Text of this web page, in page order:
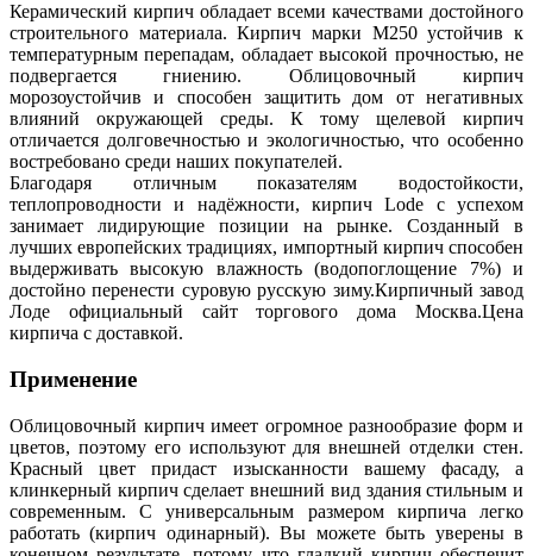
Керамический кирпич обладает всеми качествами достойного
строительного материала. Кирпич марки М250 устойчив к
температурным перепадам, обладает высокой прочностью, не
подвергается гниению. Облицовочный кирпич
морозоустойчив и способен защитить дом от негативных
влияний окружающей среды. К тому щелевой кирпич
отличается долговечностью и экологичностью, что особенно
востребовано среди наших покупателей.
Благодаря отличным показателям водостойкости,
теплопроводности и надёжности, кирпич Lode с успехом
занимает лидирующие позиции на рынке. Созданный в
лучших европейских традициях, импортный кирпич способен
выдерживать высокую влажность (водопоглощение 7%) и
достойно перенести суровую русскую зиму.Кирпичный завод
Лоде официальный сайт торгового дома Москва.Цена
кирпича с доставкой.
Применение
Облицовочный кирпич имеет огромное разнообразие форм и
цветов, поэтому его используют для внешней отделки стен.
Красный цвет придаст изысканности вашему фасаду, а
клинкерный кирпич сделает внешний вид здания стильным и
современным. С универсальным размером кирпича легко
работать (кирпич одинарный). Вы можете быть уверены в